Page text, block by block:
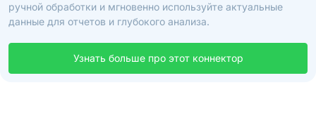
ручной обработки и мгновенно используйте актуальные
данные для отчетов и глубокого анализа.
Узнать больше про этот коннектор